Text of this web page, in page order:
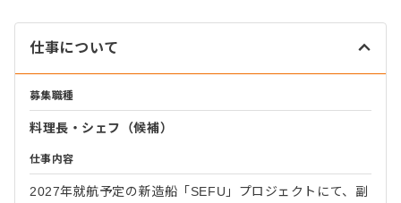
仕事について
募集職種
料理長・シェフ（候補）
仕事内容
2027年就航予定の新造船「SEFU」プロジェクトにて、副